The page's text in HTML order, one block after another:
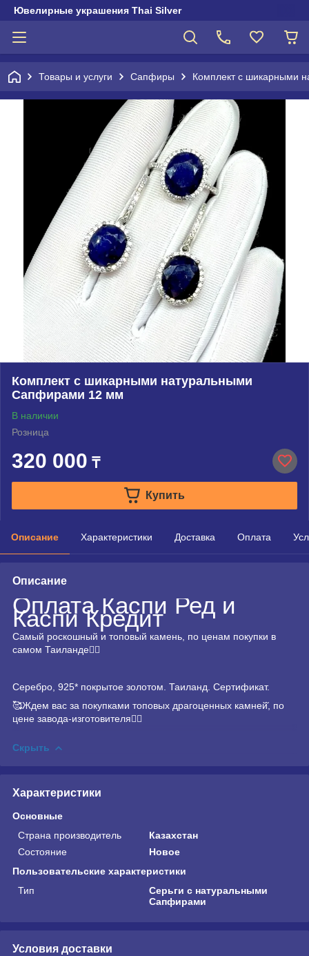
Ювелирные украшения Thai Silver
Товары и услуги Сапфиры Комплект с шикарными
Комплект с шикарными натуральными
Сапфирами 12 мм
В наличии
Розница
320 000 ₸
Купить
Описание Характеристики Доставка Оплата
Описание
Оплата Каспи Ред и
Каспи Кредит
Самый роскошный и топовый камень, по ценам покупки в
самом Таиланде👍🏻
Серебро, 925* покрытое золотом. Таиланд. Сертификат.
🥰Ждем вас за покупками топовых драгоценных камней̆, по
цене завода-изготовителя👍🏻
Скрыть
Характеристики
Основные
Страна производитель
Казахстан
Состояние
Новое
Пользовательские характеристики
Тип
Серьги с натуральными
Сапфирами
Условия доставки